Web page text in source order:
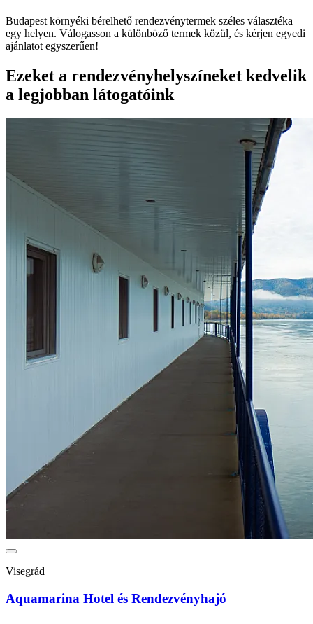
Budapest környéki bérelhető rendezvénytermek széles választéka
egy helyen. Válogasson a különböző termek közül, és kérjen egyedi
ajánlatot egyszerűen!
Ezeket a rendezvényhelyszíneket kedvelik
a legjobban látogatóink
Visegrád
Aquamarina Hotel és Rendezvényhajó